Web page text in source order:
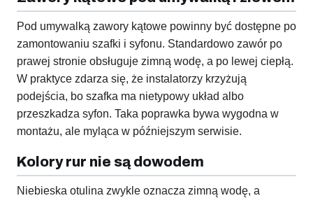
Pod umywalką zawory kątowe powinny być dostępne po
zamontowaniu szafki i syfonu. Standardowo zawór po
prawej stronie obsługuje zimną wodę, a po lewej ciepłą.
W praktyce zdarza się, że instalatorzy krzyżują
podejścia, bo szafka ma nietypowy układ albo
przeszkadza syfon. Taka poprawka bywa wygodna w
montażu, ale myląca w późniejszym serwisie.
Kolory rur nie są dowodem
Niebieska otulina zwykle oznacza zimną wodę, a